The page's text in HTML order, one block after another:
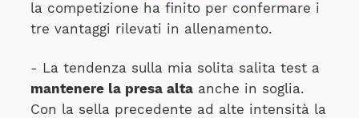
la competizione ha finito per confermare i
tre vantaggi rilevati in allenamento.
- La tendenza sulla mia solita salita test a
mantenere la presa altaanche in soglia.
Con la sella precedente ad alte intensità la